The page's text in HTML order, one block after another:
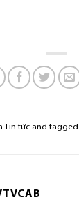
Tin tức and tagged